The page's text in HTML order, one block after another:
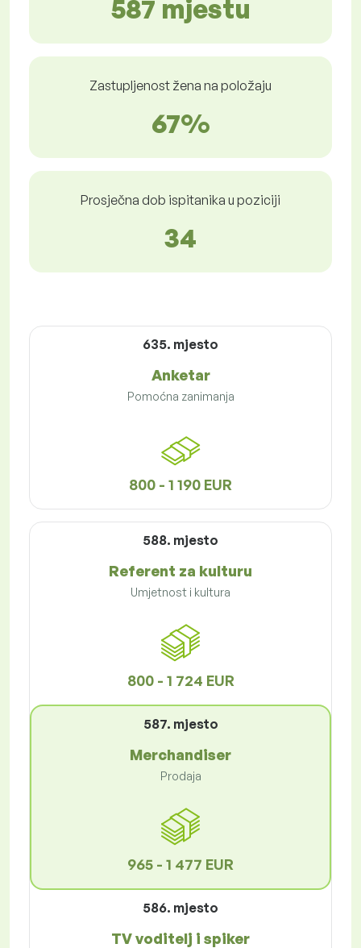
587 mjestu
Zastupljenost žena na položaju
67%
Prosječna dob ispitanika u poziciji
34
635. mjesto
Anketar
Pomoćna zanimanja
800 - 1 190 EUR
588. mjesto
Referent za kulturu
Umjetnost i kultura
800 - 1 724 EUR
587. mjesto
Merchandiser
Prodaja
965 - 1 477 EUR
586. mjesto
TV voditelj i spiker